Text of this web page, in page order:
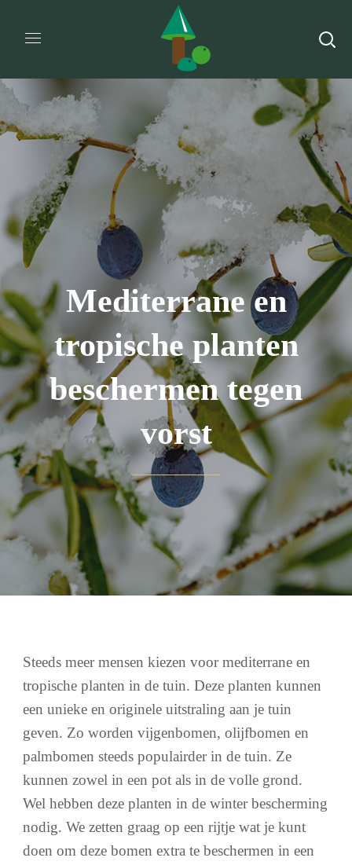
Mediterrane en
tropische planten
beschermen tegen
vorst
Steeds meer mensen kiezen voor mediterrane en
tropische planten in de tuin. Deze planten kunnen
een unieke en originele uitstraling aan je tuin
geven. Zo worden vijgenbomen, olijfbomen en
palmbomen steeds populairder in de tuin. Ze
kunnen zowel in een pot als in de volle grond.
Wel hebben deze planten in de winter bescherming
nodig. We zetten graag op een rijtje wat je kunt
doen om deze bomen extra te beschermen in een